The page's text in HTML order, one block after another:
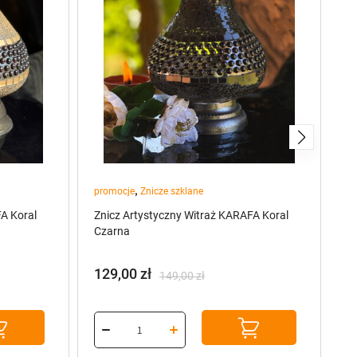
Koral
promocje, Znicze szklane
Znicz Artystyczny Witraż KARAFA Koral
Czarna
149,00zł
cena
wynosiła:
149,00 zł.
129,00zł
cena
wynosi:
129,00 zł.